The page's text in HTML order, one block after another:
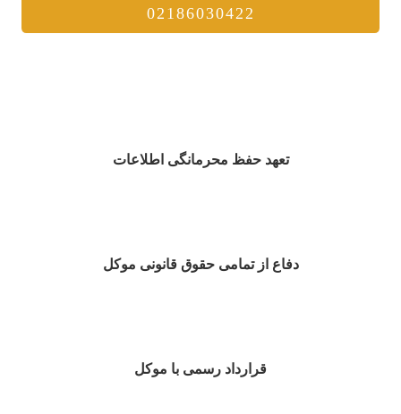
02186030422
تعهد حفظ محرمانگی اطلاعات
دفاع ازتمامی حقوق قانونی موکل
قرارداد رسمی با موکل